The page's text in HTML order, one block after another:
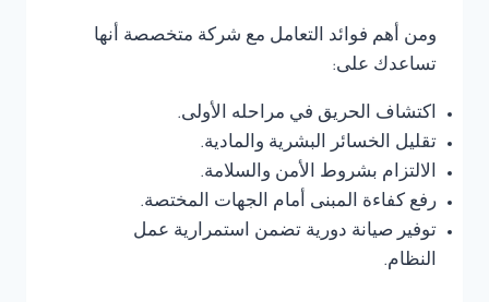
ومن أهم فوائد التعامل مع شركة متخصصة أنها
تساعدك على:
اكتشاف الحريق في مراحله الأولى.
تقليل الخسائر البشرية والمادية.
الالتزام بشروط الأمن والسلامة.
رفع كفاءة المبنى أمام الجهات المختصة.
توفير صيانة دورية تضمن استمرارية عمل
النظام.